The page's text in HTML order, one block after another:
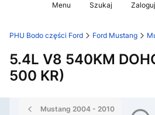
Menu Szukaj
PHU Bodo części Ford Ford Mustang
5.4L V8 540KM
500 KR)
Mustang 2004 - 2010